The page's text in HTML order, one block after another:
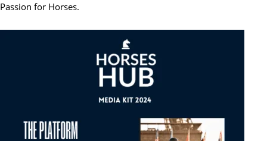
Passion for Horses.